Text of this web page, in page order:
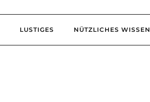
LUSTIGES NÜTZLICHES WISSEN